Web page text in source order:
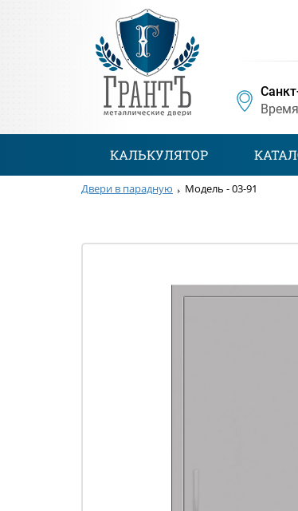
КАЛЬКУЛЯТОР
Двери в парадную Модель - 03-91